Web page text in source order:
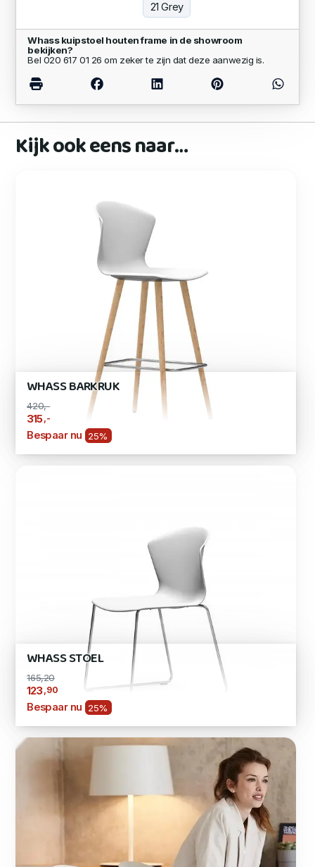
21 Grey
Whass kuipstoel houten frame in de showroom
bekijken?
Bel 020 617 01 26 om zeker te zijn dat deze aanwezig is.
Kijk ook eens naar…
WHASS BARKRUK
420,-
315 ,-
Bespaar nu 25%
WHASS STOEL
165,20
123 ,90
Bespaar nu 25%